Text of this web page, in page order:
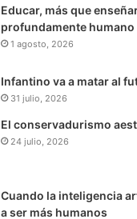
Educar, más que
profundamente
1 agosto, 2026
Infantino va a matar al
31 julio, 2026
El conservadurismo
24 julio, 2026
Cuando la inteligencia
a ser más humanos